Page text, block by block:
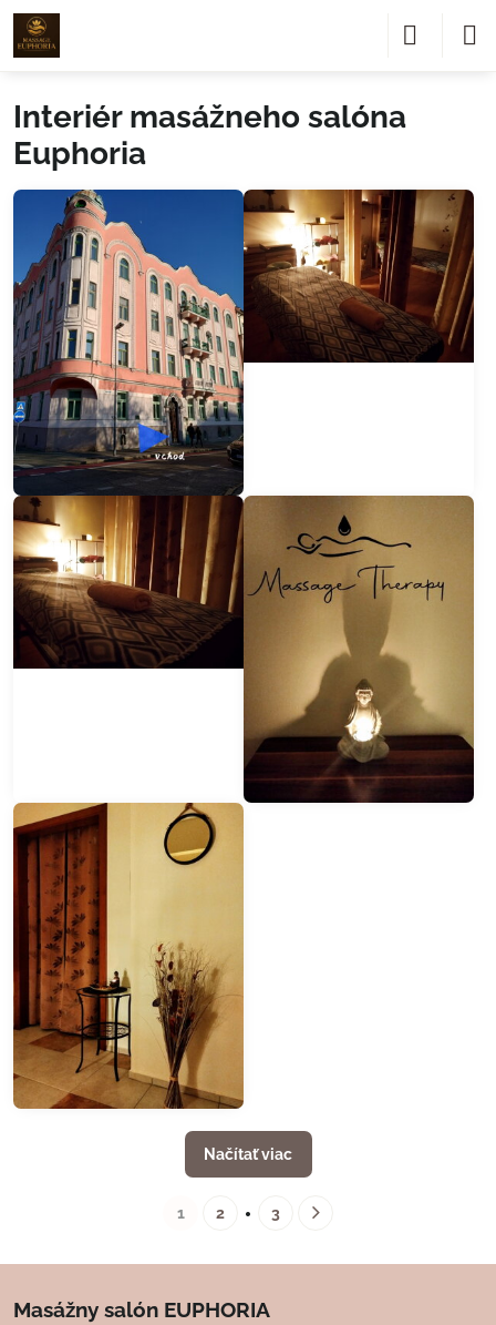
Interiér masážneho salóna
Euphoria
Načítať viac
1 2 3
Masážny salón EUPHORIA